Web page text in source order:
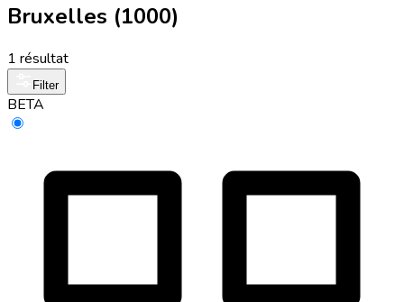
Bruxelles (1000)
1 résultat
Filter
BETA